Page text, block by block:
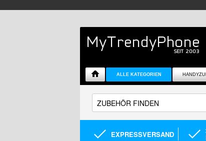
ALLE KATEGORIEN
EXPRESSVERSAND